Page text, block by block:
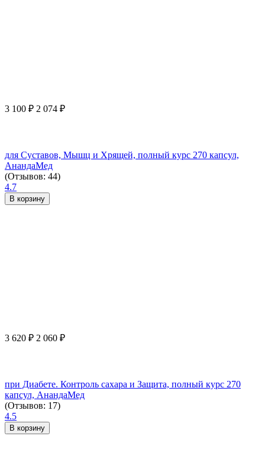
3 100 ₽ 2 074 ₽
для Суставов, Мышц и Хрящей, полный курс 270 капсул,
АнандаМед
(Отзывов: 44)
4.7
В корзину
3 620 ₽ 2 060 ₽
при Диабете. Контроль сахара и Защита, полный курс 270
капсул, АнандаМед
(Отзывов: 17)
4.5
В корзину